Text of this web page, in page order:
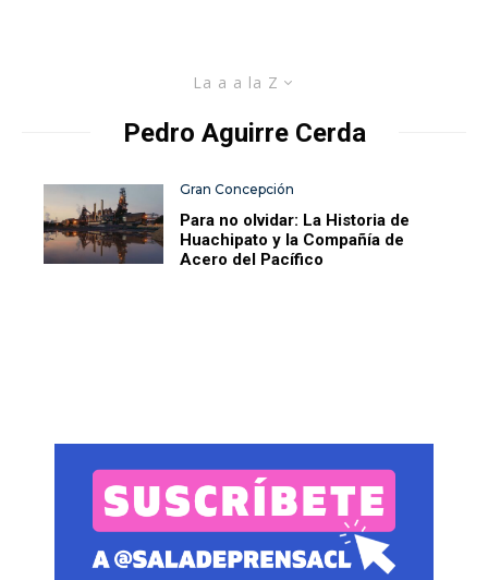
La a a la Z
Pedro Aguirre Cerda
Gran Concepción
Para no olvidar: La Historia de
Huachipato y la Compañía de
Acero del Pacífico